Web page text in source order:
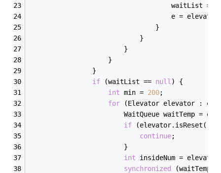
waitList =
e =
                                }
                            }
                        }
                    }
                }
if (waitList == null ) {
int min = 200;
for (Elevator elevator :
WaitQueue waitTemp =
if (elevator.isReset()
continue;
                        }
int insideNum =
synchronized
(waitTemp)